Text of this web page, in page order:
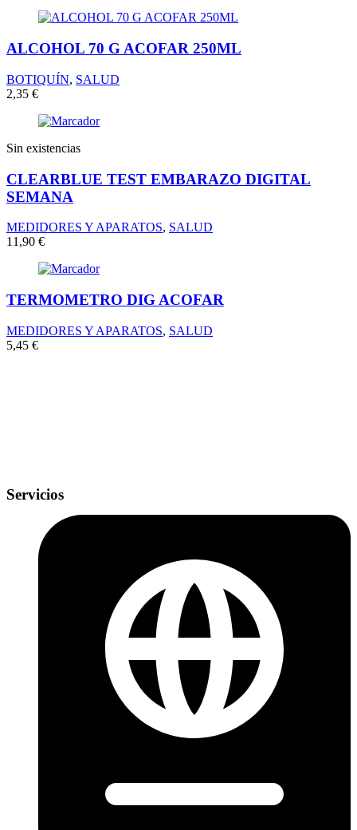
ALCOHOL 70 G ACOFAR 250ML
BOTIQUÍN, SALUD
2,35 €
Sin existencias
CLEARBLUE TEST EMBARAZO DIGITAL
SEMANA
MEDIDORES Y APARATOS, SALUD
11,90 €
TERMOMETRO DIG ACOFAR
MEDIDORES Y APARATOS, SALUD
5,45 €
Servicios